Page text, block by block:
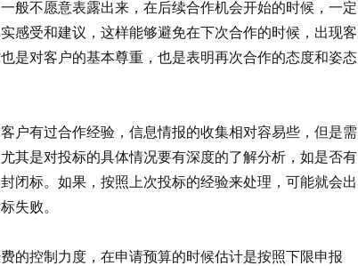
般不愿意表露出来，在后续合作机会开始的时候，一定
感受和建议，这样能够避免在下次合作的时候，出现客
是对客户的基本尊重，也是表明再次合作的态度和姿态
户有过合作经验，信息情报的收集相对容易些，但是需
其是对投标的具体情况要有深度的了解分析，如是否有
闭标。如果，按照上次投标的经验来处理，可能就会出
失败。
的控制力度，在申请预算的时候估计是按照下限申报